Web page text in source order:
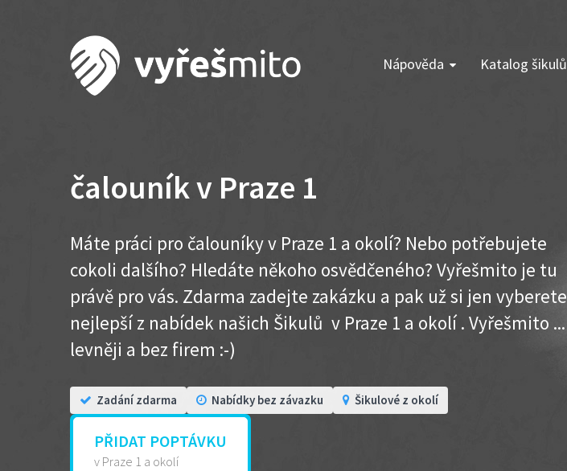
Nápověda Katalog šikulů
čalouník v Praze 1
Máte práci pro čalouníky v Praze 1 a okolí? Nebo potřebujete
cokoli dalšího? Hledáte někoho osvědčeného? Vyřešmito je tu
právě pro vás. Zdarma zadejte zakázku a pak už si jen vyberete
nejlepší z nabídek našich Šikulů v Praze 1 a okolí . Vyřešmito ...
levněji a bez firem :-)
Zadání zdarma Nabídky bez závazku Šikulové z okolí
PŘIDAT POPTÁVKU
v Praze 1 a okolí